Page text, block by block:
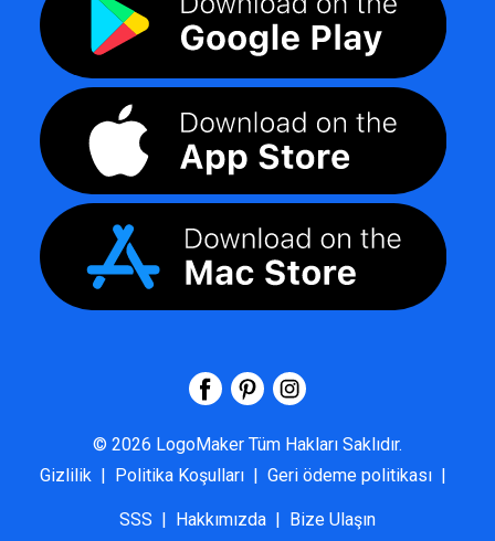
© 2026 LogoMaker Tüm Hakları Saklıdır.
Gizlilik | Politika Koşulları | Geri ödeme politikası |
SSS | Hakkımızda | Bize Ulaşın